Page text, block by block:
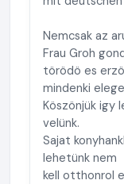
Nemcsak az
Frau Groh
törödö es
mindenki
Köszönjük igy
velünk.
Sajat
lehetünk nem
kell otthonrol